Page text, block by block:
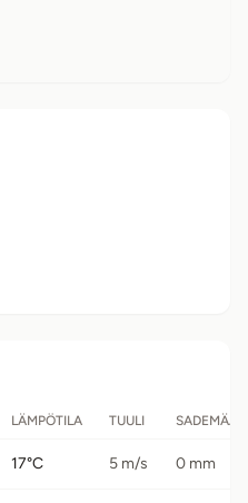
LÄMPÖTILA TUULI
17°C 5 m/s 0 mm